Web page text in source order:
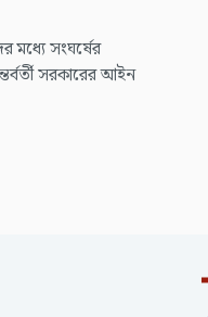
মধ্যে সংঘর্ষের
সরকারের আইন